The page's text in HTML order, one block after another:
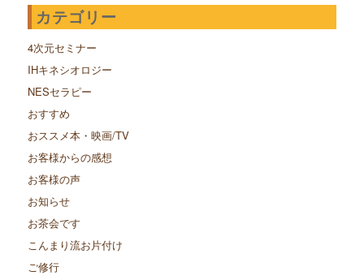
カテゴリー
4次元セミナー
IHキネシオロジー
NESセラピー
おすすめ
おススメ本・映画/TV
お客様からの感想
お客様の声
お知らせ
お茶会です
こんまり流お片付け
ご修行